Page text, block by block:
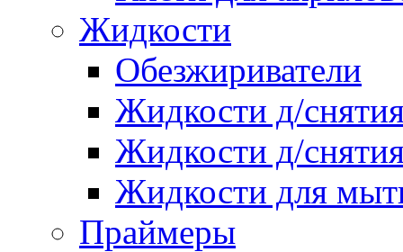
Жидкости
Обезжириватели
Жидкости д/
Жидкости д/
Жидкости для
Праймеры